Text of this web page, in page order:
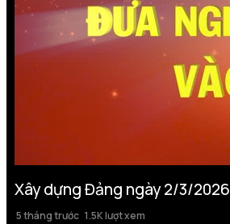
Xây dựng Đảng ngày 2/3/2026
5 tháng trước 1.5K lượt xem